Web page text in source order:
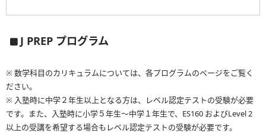
J PREP プログラム
※ 数学科目のカリキュラムについては、各プログラムのページをご覧く
ださい。
※ 入塾時に中学２年生以上となる方は、レベル認定テストの受験が必要
です。また、入塾時に小学５年生～中学１年生で、ES160 およびLevel 2
以上の受講を希望する場合もレベル認定テストの受験が必要です。